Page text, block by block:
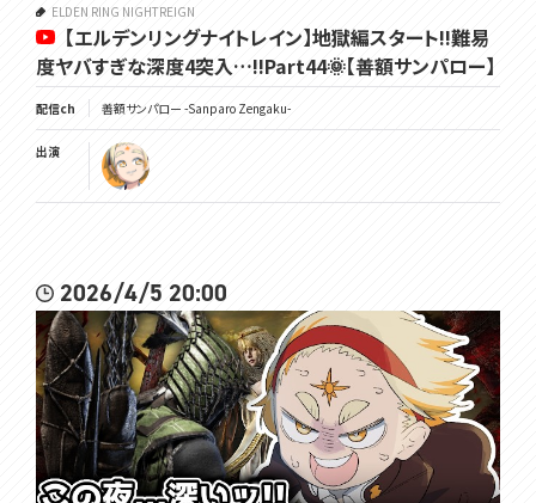
ELDEN RING NIGHTREIGN
【エルデンリングナイトレイン】地獄編スタート!!難易
度ヤバすぎな深度4突入…!!Part44🌞【善額サンパロー】
配信ch 善額サンパロー -Sanparo Zengaku-
出演
2026/4/5 20:00